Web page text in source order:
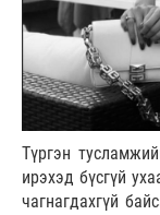
Түргэн
ирэхэд бүсгүй
чагнагдахгүй